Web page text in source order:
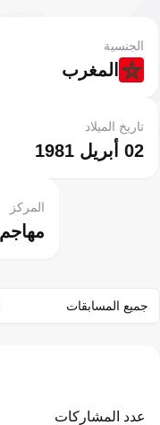
المغرب
الجنسية
02 أبريل 1981
تاريخ الميلاد
مهاجم
المركز
جميع المسابقات
عدد المشاركات